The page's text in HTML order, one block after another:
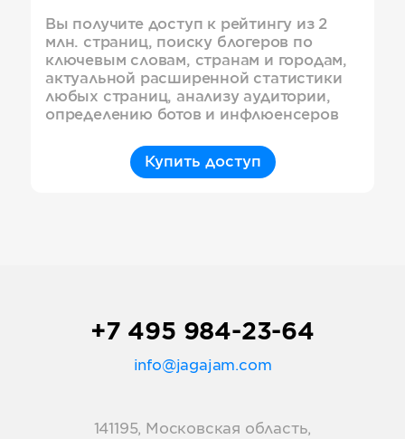
Вы получите доступ к рейтингу из 2
млн. страниц, поиску блогеров по
ключевым словам, странам и городам,
актуальной расширенной статистики
любых страниц, анализу аудитории,
определению ботов и инфлюенсеров
Купить доступ
+7 495 984-23-64
info@jagajam.com
141195, Московская область,